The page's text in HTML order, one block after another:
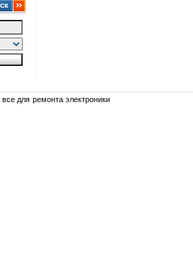
для ремонта электроники